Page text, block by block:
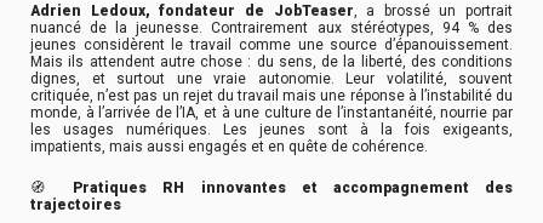
Adrien Ledoux, fondateur de JobTeaser, a brossé un portrait
nuancé de la jeunesse. Contrairement aux stéréotypes, 94 % des
jeunes considèrent le travail comme une source d’épanouissement.
Mais ils attendent autre chose : du sens, de la liberté, des conditions
dignes, et surtout une vraie autonomie. Leur volatilité, souvent
critiquée, n’est pas un rejet du travail mais une réponse à l’instabilité du
monde, à l’arrivée de l’IA, et à une culture de l’instantanéité, nourrie par
les usages numériques. Les jeunes sont à la fois exigeants,
impatients, mais aussi engagés et en quête de cohérence.
🧭 Pratiques RH innovantes et accompagnement des
trajectoires